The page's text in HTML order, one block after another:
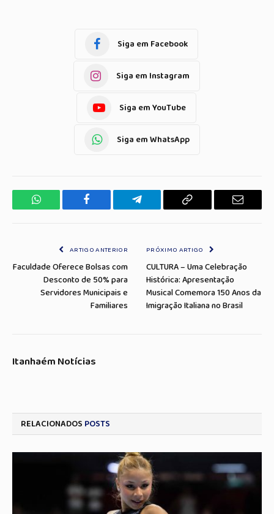
Siga em Facebook
Siga em Instagram
Siga em YouTube
Siga em WhatsApp
WhatsApp Facebook Telegrama Copiar
E-
ARTIGO ANTERIOR
Faculdade Oferece Bolsas com
Desconto de 50% para
Servidores Municipais e
Familiares
PRÓXIMO ARTIGO
CULTURA – Uma Celebração
Histórica: Apresentação
Musical Comemora 150 Anos da
Imigração Italiana no Brasil
Itanhaém Notícias
RELACIONADOS POSTS